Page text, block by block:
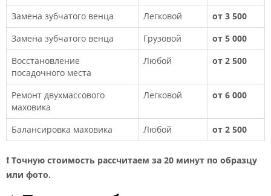
Замена зубчатого венца Легковой
от 3 500
Замена зубчатого венца
Грузовой
от 5 000
Восстановление
посадочного места
Любой от 2 500
Ремонт двухмассового
маховика
Легковой от 6 000
Балансировка маховика Любой от 2 500
❗ Точную стоимость рассчитаем за 20 минут по образцу
или фото.